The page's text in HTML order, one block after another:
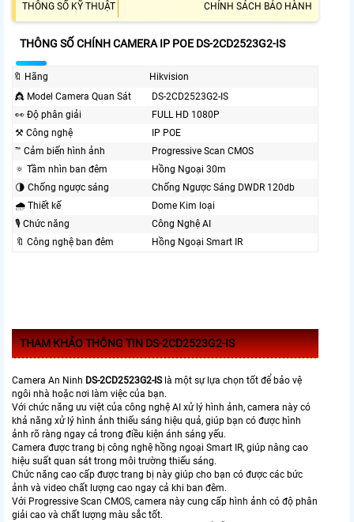
THÔNG SỐ KỸ THUẬT CHÍNH SÁCH BẢO HÀNH
THÔNG SỐ CHÍNH CAMERA IP POE DS-2CD2523G2-IS
🔖 Hãng
Hikvision
👸 Model Camera Quan Sát
DS-2CD2523G2-IS
️👀 Độ phân giải
FULL HD 1080P
⚒ Công nghệ
IP POE
™️ Cảm biến hình ảnh
Progressive Scan CMOS
🔅 Tầm nhìn ban đêm
Hồng Ngoại 30m
🌗 Chống ngược sáng
Chống Ngược Sáng DWDR 120db
🌧️ Thiết kế
Dome Kim loại
🎙 Chức năng
Công Nghệ AI
🔖 Công nghệ ban đêm
Hồng Ngoại Smart IR
THAM KHẢO THÔNG TIN DS-2CD2523G2-IS
Camera An Ninh DS-2CD2523G2-ISlà một sự lựa chọn tốt để bảo vệ
ngôi nhà hoặc nơi làm việc của bạn.
Với chức năng ưu việt của công nghệ AI xử lý hình ảnh, camera này có
khả năng xử lý hình ảnh thiếu sáng hiệu quả, giúp bạn có được hình
ảnh rõ ràng ngay cả trong điều kiện ánh sáng yếu.
Camera được trang bị công nghệ hồng ngoại Smart IR, giúp nâng cao
hiệu suất quan sát trong môi trường thiếu sáng.
Chức năng cao cấp được trang bị này giúp cho bạn có được các bức
ảnh và video chất lượng cao ngay cả khi ban đêm.
Với Progressive Scan CMOS, camera này cung cấp hình ảnh có độ phân
giải cao và chất lượng màu sắc tốt.